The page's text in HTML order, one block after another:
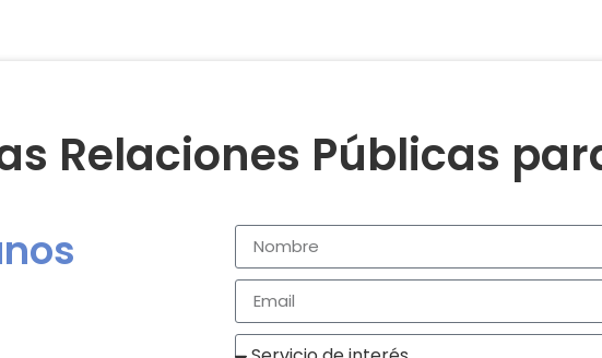
Relaciones Públicas